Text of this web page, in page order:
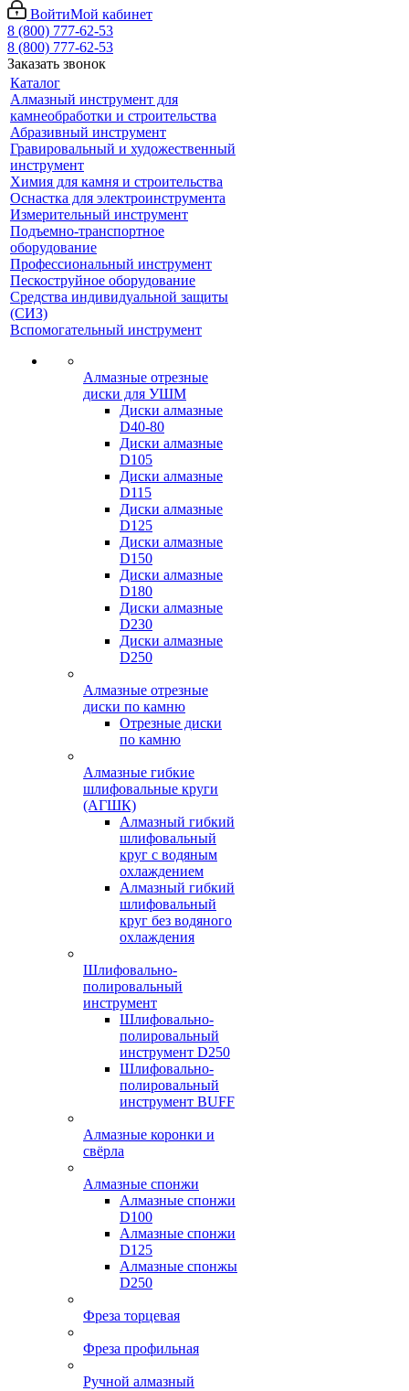
ВойтиМой кабинет
8 (800) 777-62-53
8 (800) 777-62-53
Заказать звонок
Каталог
Алмазный инструмент для
камнеобработки и строительства
Абразивный инструмент
Гравировальный и художественный
инструмент
Химия для камня и строительства
Оснастка для электроинструмента
Измерительный инструмент
Подъемно-транспортное
оборудование
Профессиональный инструмент
Пескоструйное оборудование
Средства индивидуальной защиты
(СИЗ)
Вспомогательный инструмент
Алмазные отрезные
диски для УШМ
Диски алмазные
D40-80
Диски алмазные
D105
Диски алмазные
D115
Диски алмазные
D125
Диски алмазные
D150
Диски алмазные
D180
Диски алмазные
D230
Диски алмазные
D250
Алмазные отрезные
диски по камню
Отрезные диски
по камню
Алмазные гибкие
шлифовальные круги
(АГШК)
Алмазный гибкий
шлифовальный
круг с водяным
охлаждением
Алмазный гибкий
шлифовальный
круг без водяного
охлаждения
Шлифовально-
полировальный
инструмент
Шлифовально-
полировальный
инструмент D250
Шлифовально-
полировальный
инструмент BUFF
Алмазные коронки и
свёрла
Алмазные спонжи
Алмазные спонжи
D100
Алмазные спонжи
D125
Алмазные спонжы
D250
Фреза торцевая
Фреза профильная
Ручной алмазный